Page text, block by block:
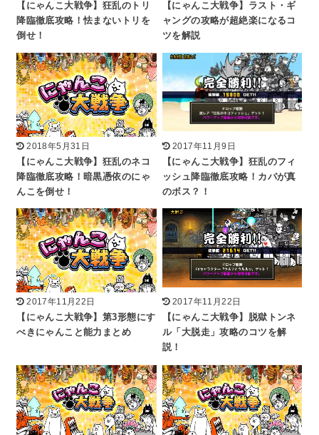
【にゃんこ大戦争】狂乱のトリ
降臨徹底攻略！怯まないトリを
倒せ！
【にゃんこ大戦争】ラスト・ギ
ャングの攻略が超絶楽になるコ
ツを解説
2018年5月31日
【にゃんこ大戦争】狂乱のネコ
降臨徹底攻略！暗黒憑依のにゃ
んこを倒せ！
2017年11月9日
【にゃんこ大戦争】狂乱のフィ
ッシュ降臨徹底攻略！カバが真
のボス？！
2017年11月22日
【にゃんこ大戦争】第3形態にす
べきにゃんこと能力まとめ
2017年11月22日
【にゃんこ大戦争】脱獄トンネ
ル「大脱走」攻略のコツを解
説！